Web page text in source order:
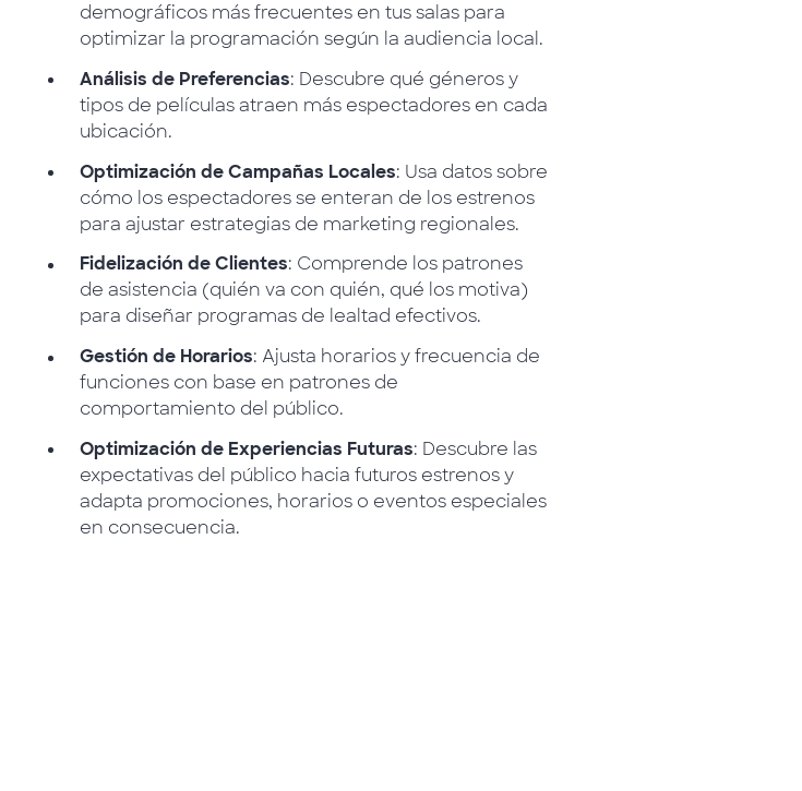
demográficos más frecuentes en tus salas para
optimizar la programación según la audiencia local.
Análisis de Preferencias: Descubre qué géneros y
tipos de películas atraen más espectadores en cada
ubicación.
Optimización de Campañas Locales: Usa datos sobre
cómo los espectadores se enteran de los estrenos
para ajustar estrategias de marketing regionales.
Fidelización de Clientes: Comprende los patrones
de asistencia (quién va con quién, qué los motiva)
para diseñar programas de lealtad efectivos.
Gestión de Horarios: Ajusta horarios y frecuencia de
funciones con base en patrones de
comportamiento del público.
Optimización de Experiencias Futuras: Descubre las
expectativas del público hacia futuros estrenos y
adapta promociones, horarios o eventos especiales
en consecuencia.